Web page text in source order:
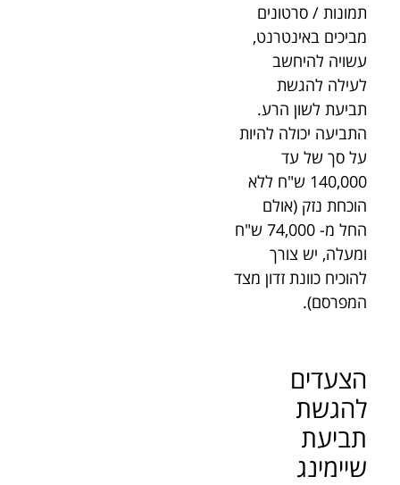
תמונות / סרטונים
מביכים באינטרנט,
עשויה להיחשב
לעילה להגשת
תביעת לשון הרע.
התביעה יכולה להיות
על סך של עד
140,000 ש"ח ללא
הוכחת נזק (אולם
החל מ- 74,000 ש"ח
ומעלה, יש צורך
להוכיח כוונת זדון מצד
המפרסם).
הצעדים
להגשת
תביעת
שיימינג